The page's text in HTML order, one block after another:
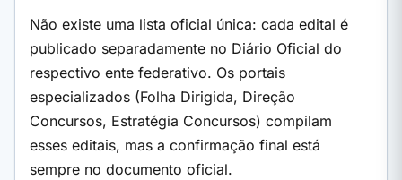
Não existe uma lista oficial única: cada edital é
publicado separadamente no Diário Oficial do
respectivo ente federativo. Os portais
especializados (Folha Dirigida, Direção
Concursos, Estratégia Concursos) compilam
esses editais, mas a confirmação final está
sempre no documento oficial.